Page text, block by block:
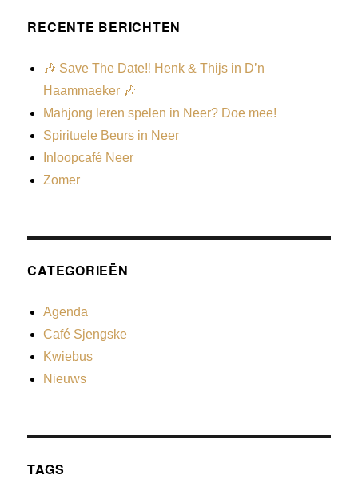
RECENTE BERICHTEN
🎶 Save The Date‼️ Henk & Thijs in D’n
Haammaeker 🎶
Mahjong leren spelen in Neer? Doe mee!
Spirituele Beurs in Neer
Inloopcafé Neer
Zomer
CATEGORIEËN
Agenda
Café Sjengske
Kwiebus
Nieuws
TAGS